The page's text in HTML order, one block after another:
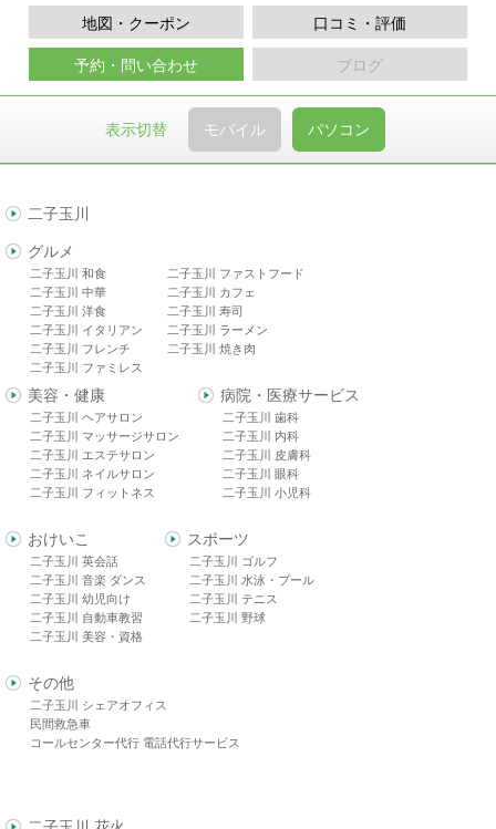
口コミ・評価
地図・クーポン
ブログ
予約・問い合わせ
表示切替 モバイル パソコン
二子玉川
グルメ
二子玉川 和食
二子玉川 中華
二子玉川 洋食
二子玉川 イタリアン
二子玉川 フレンチ
二子玉川 ファミレス
二子玉川 ファストフード
二子玉川 カフェ
二子玉川 寿司
二子玉川 ラーメン
二子玉川 焼き肉
美容・健康
二子玉川 ヘアサロン
二子玉川 マッサージサロン
二子玉川 エステサロン
二子玉川 ネイルサロン
二子玉川 フィットネス
病院・医療サービス
二子玉川 歯科
二子玉川 内科
二子玉川 皮膚科
二子玉川 眼科
二子玉川 小児科
おけいこ
二子玉川 英会話
二子玉川 音楽 ダンス
二子玉川 幼児向け
二子玉川 自動車教習
二子玉川 美容・資格
スポーツ
二子玉川 ゴルフ
二子玉川 水泳・プール
二子玉川 テニス
二子玉川 野球
その他
二子玉川 シェアオフィス
民間救急車
コールセンター代行 電話代行サービス